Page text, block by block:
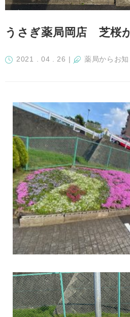
うさぎ薬局岡店 芝桜
2021 . 04 . 26 | 薬局からお知